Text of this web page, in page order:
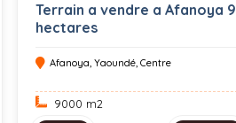
Terrain a vendre a Afanoya 9
hectares
Afanoya, Yaoundé, Centre
9000 m2